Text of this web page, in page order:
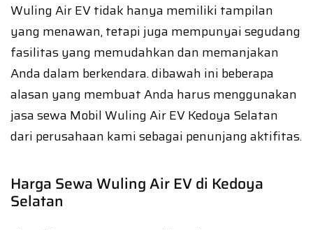
Wuling Air EV tidak hanya memiliki tampilan
yang menawan, tetapi juga mempunyai segudang
fasilitas yang memudahkan dan memanjakan
Anda dalam berkendara. dibawah ini beberapa
alasan yang membuat Anda harus menggunakan
jasa sewa Mobil Wuling Air EV Kedoya Selatan
dari perusahaan kami sebagai penunjang aktifitas.
Harga Sewa Wuling Air EV di Kedoya
Selatan